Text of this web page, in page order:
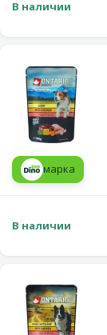
В наличии
марка
В наличии